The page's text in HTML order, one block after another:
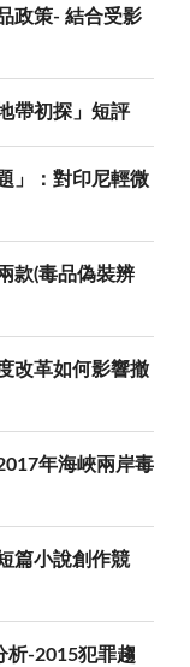
政策- 結合受影
帶初探」短評
」：對印尼輕微
款(毒品偽裝辨
改革如何影響撤
年海峽兩岸毒
篇小說創作競
析-2015犯罪趨